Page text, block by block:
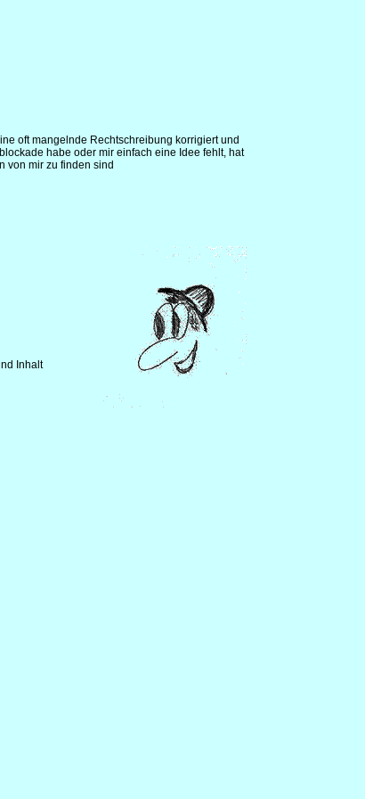
oft mangelnde Rechtschreibung korrigiert und
habe oder mir einfach eine Idee fehlt, hat
von mir zu finden sind
Inhalt